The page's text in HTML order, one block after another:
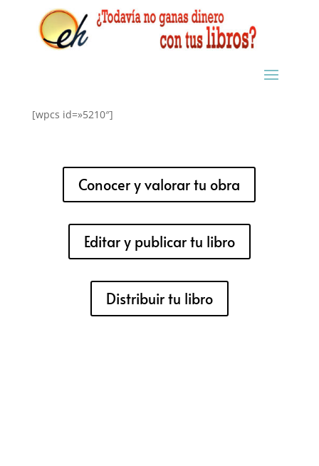
[wpcs id=»5210″]
Conocer y valorar tu obra
Editar y publicar tu libro
Distribuir tu libro